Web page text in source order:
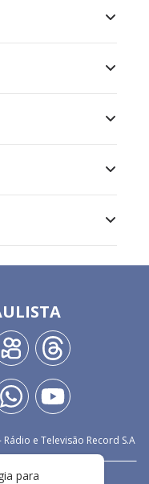
e Televisão Record S.A
para